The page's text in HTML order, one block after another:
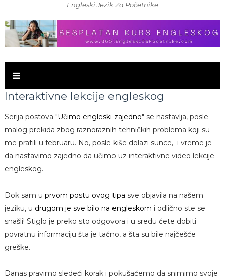
Engleski Jezik Za Početnike
Interaktivne lekcije engleskog
Serija postova "Učimo engleski zajedno" se nastavlja, posle
malog prekida zbog raznoraznih tehničkih problema koji su
me pratili u februaru. No, posle kiše dolazi sunce, i vreme je
da nastavimo zajedno da učimo uz interaktivne video lekcije
engleskog.
Dok sam u prvom postu ovog tipa sve objavila na našem
jeziku, u drugom je sve bilo na engleskom i odlično ste se
snašli! Stiglo je preko sto odgovora i u sredu ćete dobiti
povratnu informaciju šta je tačno, a šta su bile najčešće
greške.
Danas pravimo sledeći korak i pokušaćemo da snimimo svoje